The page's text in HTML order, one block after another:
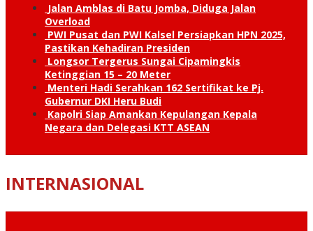
Jalan Amblas di Batu Jomba, Diduga Jalan
Overload
PWI Pusat dan PWI Kalsel Persiapkan HPN 2025,
Pastikan Kehadiran Presiden
Longsor Tergerus Sungai Cipamingkis
Ketinggian 15 – 20 Meter
Menteri Hadi Serahkan 162 Sertifikat ke Pj.
Gubernur DKI Heru Budi
Kapolri Siap Amankan Kepulangan Kepala
Negara dan Delegasi KTT ASEAN
INTERNASIONAL